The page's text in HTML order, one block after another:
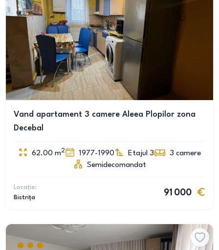
Vand apartament 3 camere Aleea Plopilor zona
Decebal
62.00 m2 1977-1990 Etajul 3 3 camere
Semidecomandat
Locație:
Bistrița
91 000